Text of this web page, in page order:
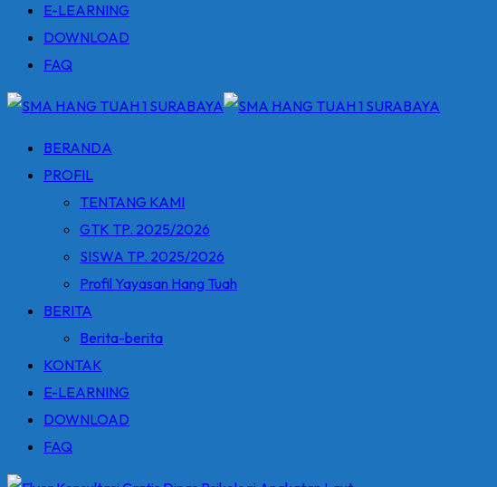
E-LEARNING
DOWNLOAD
FAQ
BERANDA
PROFIL
TENTANG KAMI
GTK TP. 2025/2026
SISWA TP. 2025/2026
Profil Yayasan Hang Tuah
BERITA
Berita-berita
KONTAK
E-LEARNING
DOWNLOAD
FAQ